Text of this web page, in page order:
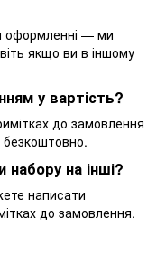
оформленні — ми
якщо ви в іншому
у вартість?
до замовлення
на інші?
написати
до замовлення.